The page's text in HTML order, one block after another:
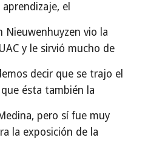
el
Nieuwenhuyzen vio la
y le sirvió mucho de
decir que se trajo el
ésta también la
pero sí fue muy
la exposición de la